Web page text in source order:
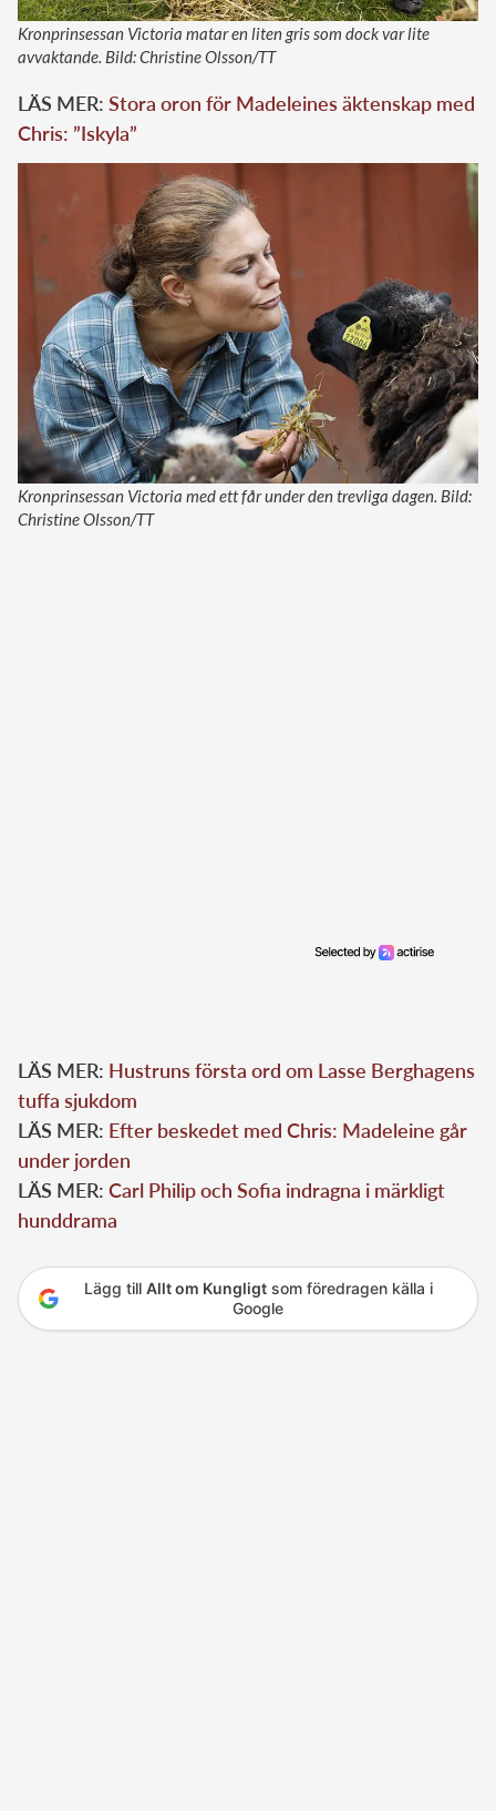
Kronprinsessan Victoria matar en liten gris som dock var lite
avvaktande. Bild: Christine Olsson/TT
LÄS MER: Stora oron för Madeleines äktenskap med
Chris: ”Iskyla”
Kronprinsessan Victoria med ett får under den trevliga dagen. Bild:
Christine Olsson/TT
LÄS MER: Hustruns första ord om Lasse Berghagens
tuffa sjukdom
LÄS MER: Efter beskedet med Chris: Madeleine går
under jorden
LÄS MER: Carl Philip och Sofia indragna i märkligt
hunddrama
Lägg till Allt om Kungligtsom föredragen källa i
Google